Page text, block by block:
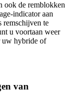
ook de remblokken
indicator aan
remschijven te
u voortaan weer
uw hybride of
van